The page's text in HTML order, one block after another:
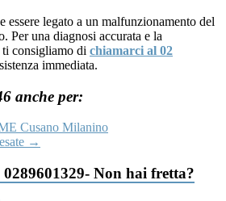
essere legato a un malfunzionamento del
Per una diagnosi accurata e la
consigliamo di chiamarci al 02
immediata.
anche per:
Cusano Milanino
→
Non hai fretta?